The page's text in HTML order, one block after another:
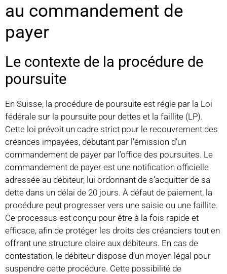
au commandement de
payer
Le contexte de la procédure de
poursuite
En Suisse, la procédure de poursuite est régie par la Loi
fédérale sur la poursuite pour dettes et la faillite (LP).
Cette loi prévoit un cadre strict pour le recouvrement des
créances impayées, débutant par l’émission d’un
commandement de payer par l’office des poursuites. Le
commandement de payer est une notification officielle
adressée au débiteur, lui ordonnant de s’acquitter de sa
dette dans un délai de 20 jours. À défaut de paiement, la
procédure peut progresser vers une saisie ou une faillite.
Ce processus est conçu pour être à la fois rapide et
efficace, afin de protéger les droits des créanciers tout en
offrant une structure claire aux débiteurs. En cas de
contestation, le débiteur dispose d’un moyen légal pour
suspendre cette procédure. Cette possibilité de